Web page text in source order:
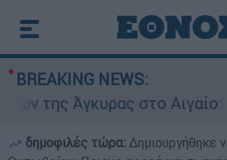
BREAKING NEWS:
στο Αιγαίο: Εικονική
δημοφιλές τώρα: Δημιουργήθηκε